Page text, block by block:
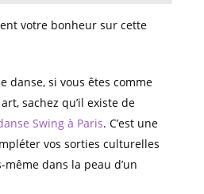
votre bonheur sur cette
danse, si vous êtes comme
sachez qu’il existe de
Swing à Paris. C’est une
vos sorties culturelles
dans la peau d’un